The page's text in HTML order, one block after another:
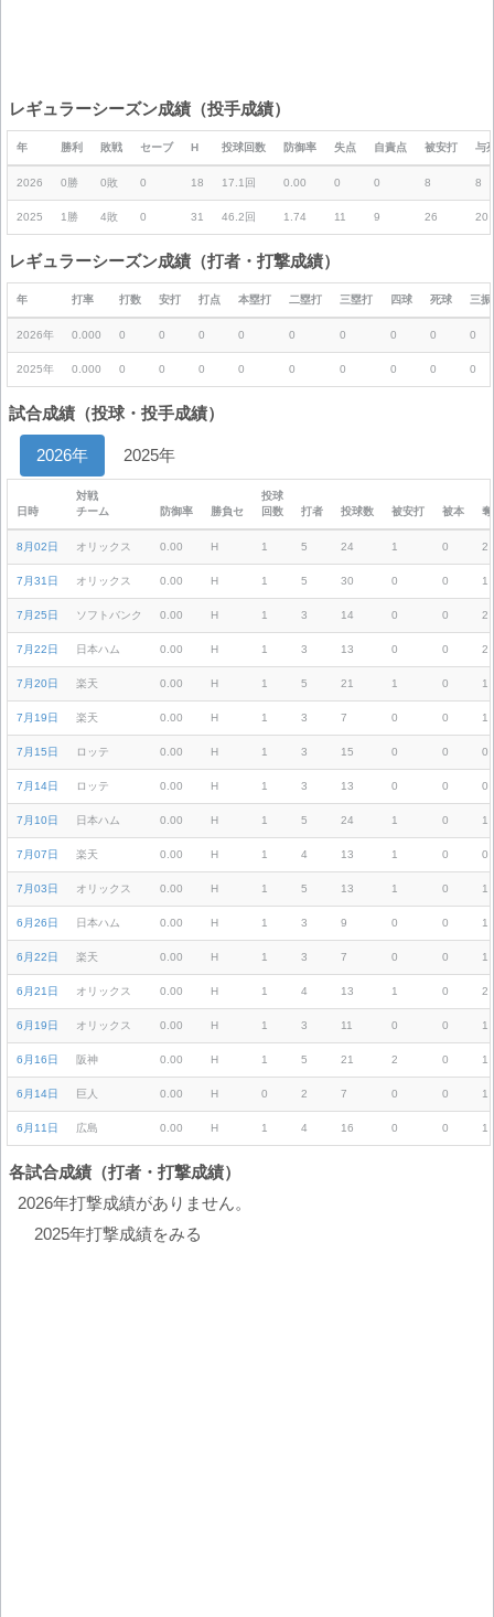
レギュラーシーズン成績（投手成績）
年 勝利 敗戦 セーブ H 投球回数 防御率 失点 自責点 被安打 与
2026 0勝 0敗 0 18 17.1回 0.00 0 0 8 8
2025 1勝 4敗 0 31 46.2回 1.74 11 9 26 20
レギュラーシーズン成績（打者・打撃成績）
年 打率 打数 安打 打点 本塁打 二塁打 三塁打 四球 死球 三振
2026年 0.000 0 0 0 0 0 0 0 0 0
2025年 0.000 0 0 0 0 0 0 0 0 0
試合成績（投球・投手成績）
2026年 2025年
日時
対戦
チーム
防御率 勝負セ
投球
回数
打者 投球数 被安打 被本
8月02日 オリックス 0.00 H 1 5 24 1 0 2
7月31日 オリックス 0.00 H 1 5 30 0 0 1
7月25日 ソフトバンク 0.00 H 1 3 14 0 0 2
7月22日 日本ハム 0.00 H 1 3 13 0 0 2
7月20日 楽天 0.00 H 1 5 21 1 0 1
7月19日 楽天 0.00 H 1 3 7 0 0 1
7月15日 ロッテ 0.00 H 1 3 15 0 0 0
7月14日 ロッテ 0.00 H 1 3 13 0 0 0
7月10日 日本ハム 0.00 H 1 5 24 1 0 1
7月07日 楽天 0.00 H 1 4 13 1 0 0
7月03日 オリックス 0.00 H 1 5 13 1 0 1
6月26日 日本ハム 0.00 H 1 3 9 0 0 1
6月22日 楽天 0.00 H 1 3 7 0 0 1
6月21日 オリックス 0.00 H 1 4 13 1 0 2
6月19日 オリックス 0.00 H 1 3 11 0 0 1
6月16日 阪神 0.00 H 1 5 21 2 0 1
6月14日 巨人 0.00 H 0 2 7 0 0 1
6月11日 広島 0.00 H 1 4 16 0 0 1
各試合成績（打者・打撃成績）
2026年打撃成績がありません。
2025年打撃成績をみる